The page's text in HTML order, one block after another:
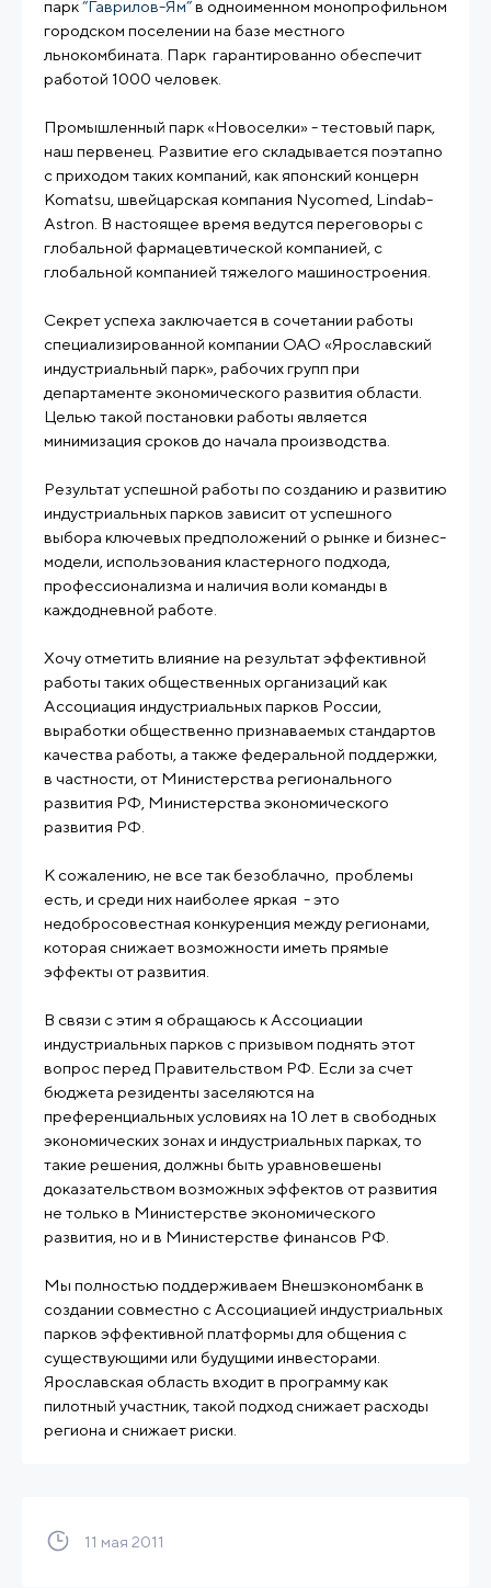
парк“Гаврилов-Ям”в одноименном монопрофильном
городском поселении на базе местного
льнокомбината. Парк гарантированно обеспечит
работой 1000 человек.
Промышленный парк «Новоселки» - тестовый парк,
наш первенец. Развитие его складывается поэтапно
с приходом таких компаний, как японский концерн
Komatsu, швейцарская компания Nycomed, Lindab-
Astron. В настоящее время ведутся переговоры с
глобальной фармацевтической компанией, с
глобальной компанией тяжелого машиностроения.
Секрет успеха заключается в сочетании работы
специализированной компании ОАО «Ярославский
индустриальный парк», рабочих групп при
департаменте экономического развития области.
Целью такой постановки работы является
минимизация сроков до начала производства.
Результат успешной работы по созданию и развитию
индустриальных парков зависит от успешного
выбора ключевых предположений о рынке и бизнес-
модели, использования кластерного подхода,
профессионализма и наличия воли команды в
каждодневной работе.
Хочу отметить влияние на результат эффективной
работы таких общественных организаций как
Ассоциация индустриальных парков России,
выработки общественно признаваемых стандартов
качества работы, а также федеральной поддержки,
в частности, от Министерства регионального
развития РФ, Министерства экономического
развития РФ.
К сожалению, не все так безоблачно, проблемы
есть, и среди них наиболее яркая - это
недобросовестная конкуренция между регионами,
которая снижает возможности иметь прямые
эффекты от развития.
В связи с этим я обращаюсь к Ассоциации
индустриальных парков с призывом поднять этот
вопрос перед Правительством РФ. Если за счет
бюджета резиденты заселяются на
преференциальных условиях на 10 лет в свободных
экономических зонах и индустриальных парках, то
такие решения, должны быть уравновешены
доказательством возможных эффектов от развития
не только в Министерстве экономического
развития, но и в Министерстве финансов РФ.
Мы полностью поддерживаем Внешэкономбанк в
создании совместно с Ассоциацией индустриальных
парков эффективной платформы для общения с
существующими или будущими инвесторами.
Ярославская область входит в программу как
пилотный участник, такой подход снижает расходы
региона и снижает риски.
11 мая 2011